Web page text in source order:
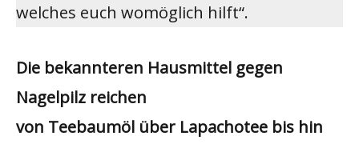
welches euch womöglich hilft“.
Die bekannteren Hausmittel gegen
Nagelpilz reichen
von Teebaumöl über Lapachotee bis hin